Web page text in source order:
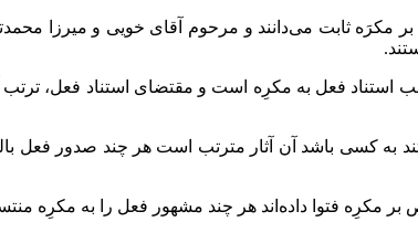
مکرَه ثابت می‌دانند و مرحوم آقای خویی و میرزا
فعل به مکرِه است و مقتضای استناد فعل،
کسی باشد آن آثار مترتب است هر چند صدور فعل
فتوا داده‌اند هر چند مشهور فعل را به مکرِه